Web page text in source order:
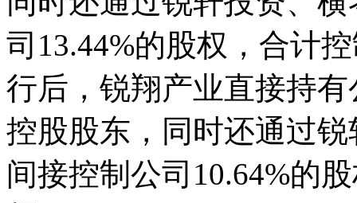
司13.44%的股权，合计
行后，锐翔产业直接持
控股股东，同时还通过
间接控制公司10.64%的